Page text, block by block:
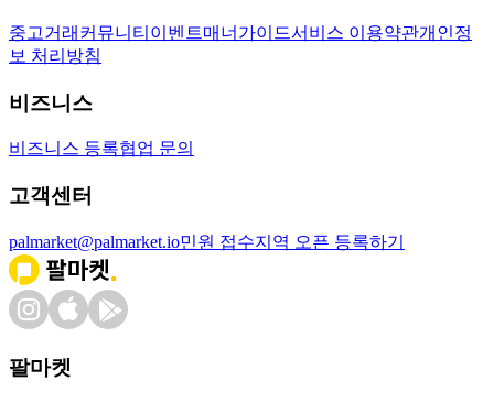
중고거래 커뮤니티 이벤트매너가이드서비스 이용약관개인정
보 처리방침
비즈니스
비즈니스 등록협업 문의
고객센터
palmarket@palmarket.io민원 접수지역 오픈 등록하기
팔마켓